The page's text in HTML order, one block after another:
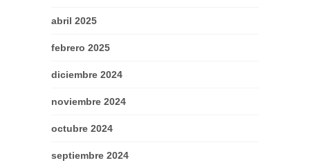
abril 2025
febrero 2025
diciembre 2024
noviembre 2024
octubre 2024
septiembre 2024